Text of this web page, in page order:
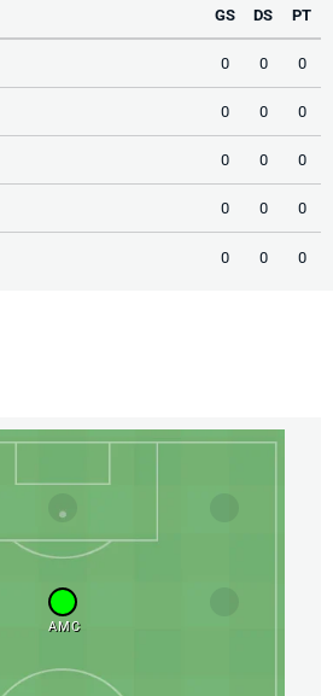
GS DS PT
0 0 0
0 0 0
0 0 0
0 0 0
0 0 0
AMC